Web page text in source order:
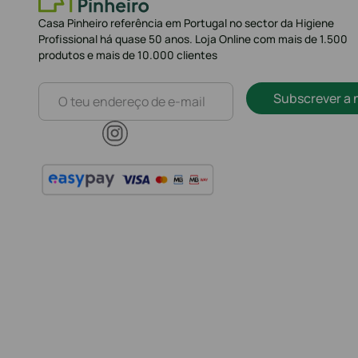
Casa Pinheiro referência em Portugal no sector da Higiene
Profissional há quase 50 anos. Loja Online com mais de 1.500
produtos e mais de 10.000 clientes
Subscrever a